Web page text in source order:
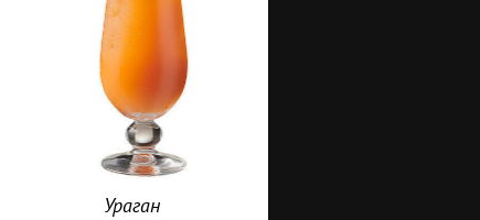
Ураган